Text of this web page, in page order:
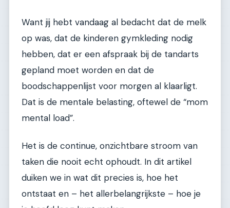
Want jij hebt vandaag al bedacht dat de melk
op was, dat de kinderen gymkleding nodig
hebben, dat er een afspraak bij de tandarts
gepland moet worden en dat de
boodschappenlijst voor morgen al klaarligt.
Dat is de mentale belasting, oftewel de “mom
mental load”.
Het is de continue, onzichtbare stroom van
taken die nooit echt ophoudt. In dit artikel
duiken we in wat dit precies is, hoe het
ontstaat en – het allerbelangrijkste – hoe je